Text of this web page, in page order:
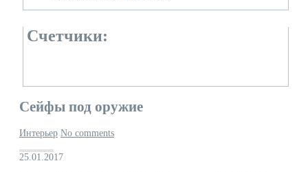
Счетчики:
Сейфы под оружие
Интерьер No comments
25.01.2017